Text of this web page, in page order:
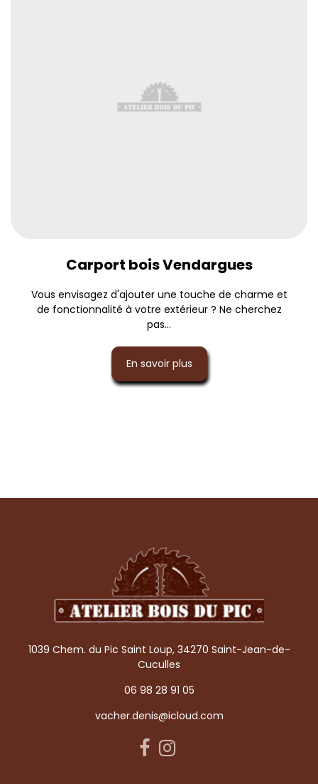
Carport bois Vendargues
Vous envisagez d'ajouter une touche de charme et
de fonctionnalité à votre extérieur ? Ne cherchez
pas...
En savoir plus
1039 Chem. du Pic Saint Loup, 34270 Saint-Jean-de-
Cuculles
06 98 28 91 05
vacher.denis@icloud.com